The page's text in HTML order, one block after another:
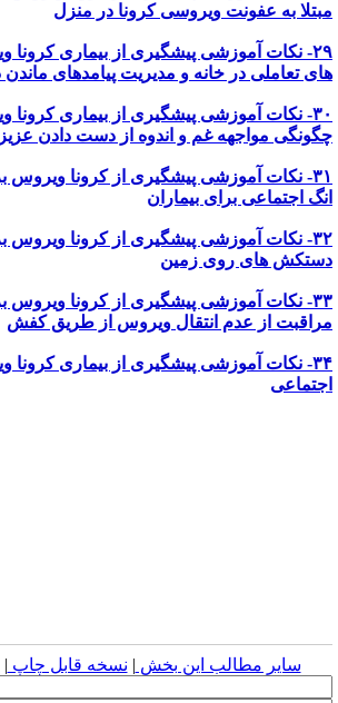
به عفونت ویروسی کرونا در منزل
۲۹- نکات آموزشی پیشگیری از بیماری کرونا
تعاملی در خانه و مدیریت پیامدهای ماندن
۳۰- نکات آموزشی پیشگیری از بیماری کرونا
مواجهه غم و اندوه از دست دادن عزیز
۳۱- نکات آموزشی پیشگیری از کرونا ویروس
اجتماعی برای بیماران
۳۲- نکات آموزشی پیشگیری از کرونا ویروس
های روی زمین
۳۳- نکات آموزشی پیشگیری از کرونا ویروس
از عدم انتقال ویروس از طریق کفش
نکات آموزشی پیشگیری از بیماری کرونا
سایر مطالب این بخش | نسخه قابل چاپ|